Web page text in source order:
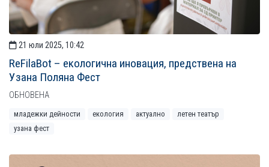
21 юли 2025, 10:42
ReFilaBot – екологична иновация, предствена на
Узана Поляна Фест
ОБНОВЕНА
младежки дейности екология актуално
летен театър
узана фест